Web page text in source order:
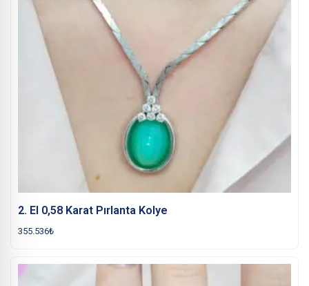
2. El 0,58 Karat Pırlanta Kolye
355.536₺